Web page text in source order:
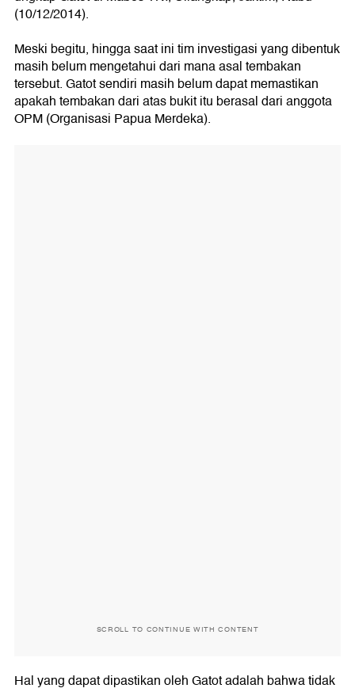
(10/12/2014).
Meski begitu, hingga saat ini tim investigasi yang dibentuk
masih belum mengetahui dari mana asal tembakan
tersebut. Gatot sendiri masih belum dapat memastikan
apakah tembakan dari atas bukit itu berasal dari anggota
OPM (Organisasi Papua Merdeka).
SCROLL TO CONTINUE WITH CONTENT
Hal yang dapat dipastikan oleh Gatot adalah bahwa tidak